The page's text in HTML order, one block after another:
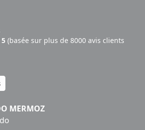
(basée sur plus de 8000 avis clients
MERMOZ